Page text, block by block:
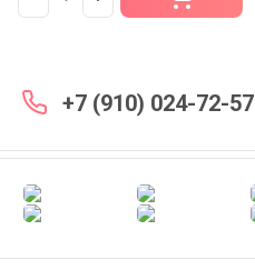
+7 (910) 024-72-57